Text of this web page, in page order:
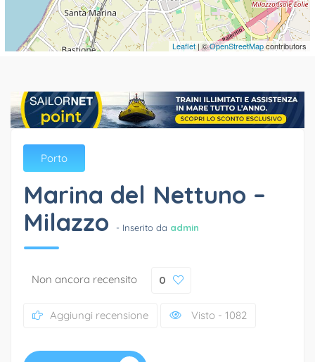
Leaflet | ©OpenStreetMapcontributors
Porto
Marina del Nettuno –
Milazzo
- Inserito da admin
Non ancora recensito 0
Aggiungi recensione Visto - 1082